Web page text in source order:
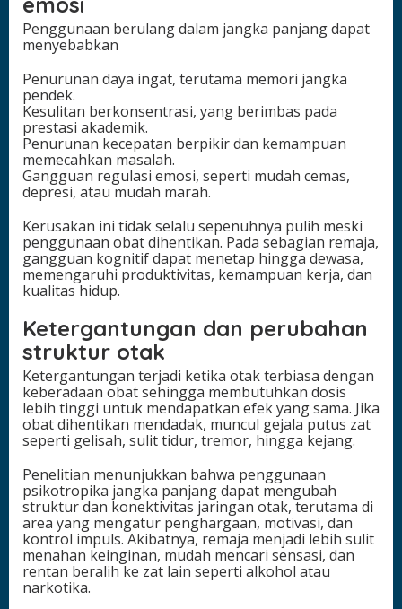
Penggunaan berulang dalam jangka panjang dapat
menyebabkan
Penurunan daya ingat, terutama memori jangka
pendek.
Kesulitan berkonsentrasi, yang berimbas pada
prestasi akademik.
Penurunan kecepatan berpikir dan kemampuan
memecahkan masalah.
Gangguan regulasi emosi, seperti mudah cemas,
depresi, atau mudah marah.
Kerusakan ini tidak selalu sepenuhnya pulih meski
penggunaan obat dihentikan. Pada sebagian remaja,
gangguan kognitif dapat menetap hingga dewasa,
memengaruhi produktivitas, kemampuan kerja, dan
kualitas hidup.
Ketergantungan dan perubahan
struktur otak
Ketergantungan terjadi ketika otak terbiasa dengan
keberadaan obat sehingga membutuhkan dosis
lebih tinggi untuk mendapatkan efek yang sama. Jika
obat dihentikan mendadak, muncul gejala putus zat
seperti gelisah, sulit tidur, tremor, hingga kejang.
Penelitian menunjukkan bahwa penggunaan
psikotropika jangka panjang dapat mengubah
struktur dan konektivitas jaringan otak, terutama di
area yang mengatur penghargaan, motivasi, dan
kontrol impuls. Akibatnya, remaja menjadi lebih sulit
menahan keinginan, mudah mencari sensasi, dan
rentan beralih ke zat lain seperti alkohol atau
narkotika.